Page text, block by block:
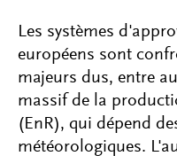
Les systèmes
européens sont
majeurs dus, entre
massif de la
(EnR), qui dépend
météorologiques.